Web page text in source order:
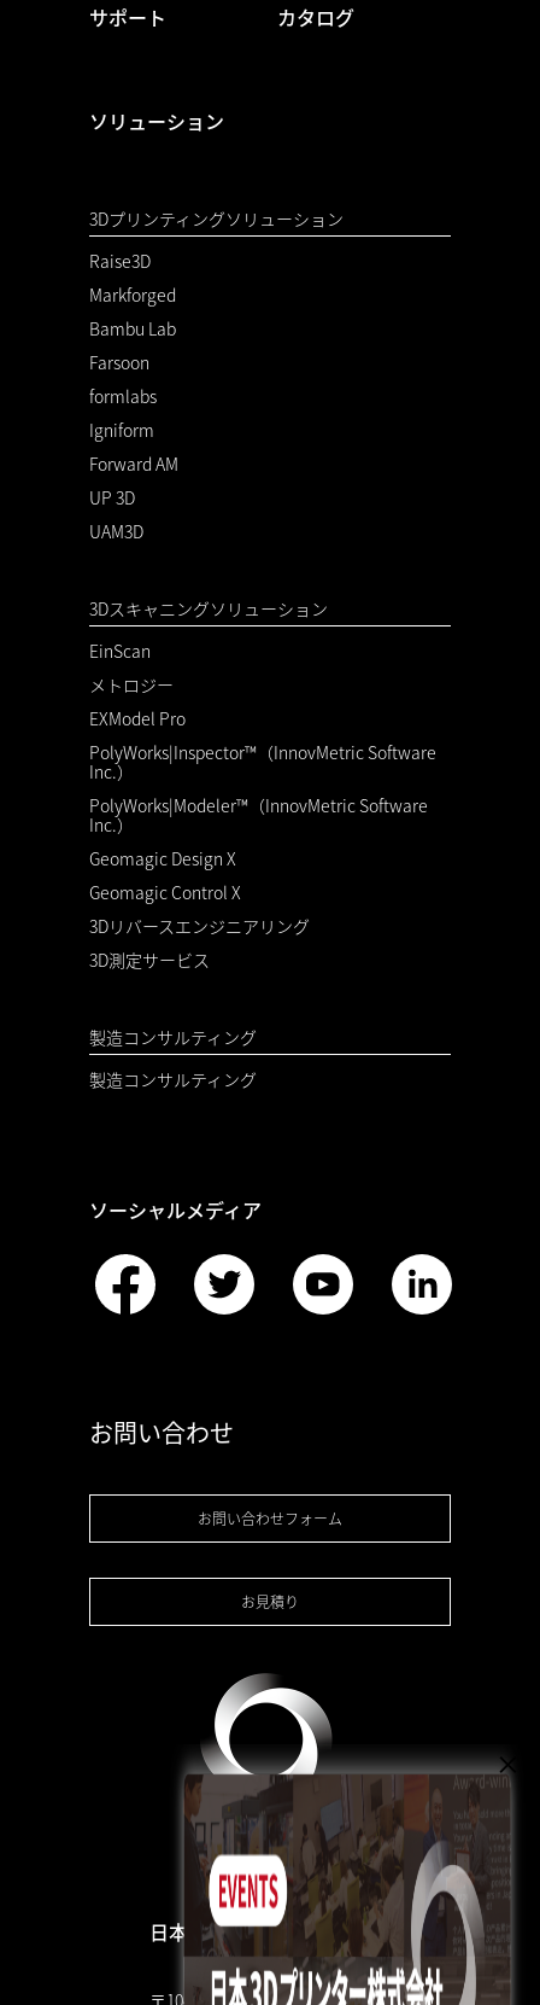
サポート カタログ
ソリューション
3Dプリンティングソリューション
Raise3D
Markforged
Bambu Lab
Farsoon
formlabs
Igniform
Forward AM
UP 3D
UAM3D
3Dスキャニングソリューション
EinScan
メトロジー
EXModel Pro
PolyWorks|Inspector™（InnovMetric Software
Inc.）
PolyWorks|Modeler™（InnovMetric Software
Inc.）
Geomagic Design X
Geomagic Control X
3Dリバースエンジニアリング
3D測定サービス
製造コンサルティング
製造コンサルティング
ソーシャルメディア
お問い合わせ
お問い合わせフォーム
お見積り
日本3Dプリンター株式会社
〒104-0053